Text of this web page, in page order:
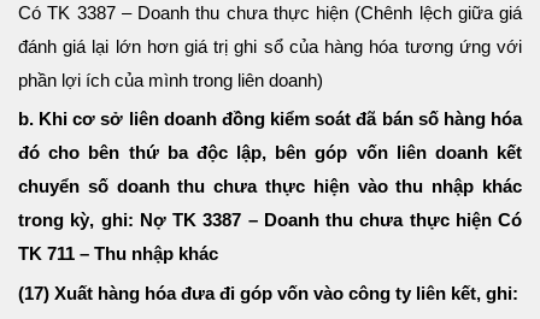
Có TK 3387 – Doanh thu chưa thực hiện (Chênh lệch giữa giá
đánh giá lại lớn hơn giá trị ghi sổ của hàng hóa tương ứng với
phần lợi ích của mình trong liên doanh)
b. Khi cơ sở liên doanh đồng kiểm soát đã bán số hàng hóa
đó cho bên thứ ba độc lập, bên góp vốn liên doanh kết
chuyển số doanh thu chưa thực hiện vào thu nhập khác
trong kỳ, ghi: Nợ TK 3387 – Doanh thu chưa thực hiện Có
TK 711 – Thu nhập khác
(17) Xuất hàng hóa đưa đi góp vốn vào công ty liên kết, ghi: